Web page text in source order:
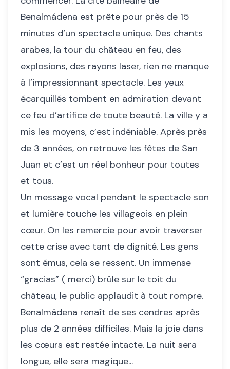
Benalmádena est prête pour près de 15
minutes d’un spectacle unique. Des chants
arabes, la tour du château en feu, des
explosions, des rayons laser, rien ne manque
à l’impressionnant spectacle. Les yeux
écarquillés tombent en admiration devant
ce feu d’artifice de toute beauté. La ville y a
mis les moyens, c’est indéniable. Après près
de 3 années, on retrouve les fêtes de San
Juan et c’est un réel bonheur pour toutes
et tous.
Un message vocal pendant le spectacle son
et lumière touche les villageois en plein
cœur. On les remercie pour avoir traverser
cette crise avec tant de dignité. Les gens
sont émus, cela se ressent. Un immense
“gracias” ( merci) brûle sur le toit du
château, le public applaudit à tout rompre.
Benalmádena renaît de ses cendres après
plus de 2 années difficiles. Mais la joie dans
les cœurs est restée intacte. La nuit sera
longue, elle sera magique...